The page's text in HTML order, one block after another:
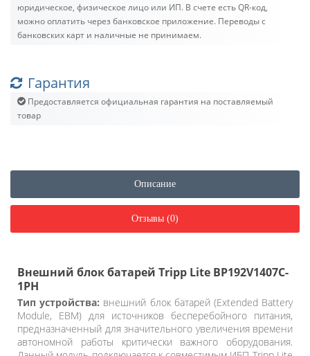
юридическое, физическое лицо или ИП. В счете есть QR-код,
можно оплатить через банковское приложение. Переводы с
банковских карт и наличные не принимаем.
Гарантия
Предоставляется официальная гарантия на поставляемый
товар
Описание
Отзывы (0)
Внешний блок батарей Tripp Lite BP192V1407C-
1PH
Тип устройства: внешний блок батарей (Extended Battery
Module, EBM) для источников бесперебойного питания,
предназначенный для значительного увеличения времени
автономной работы критически важного оборудования.